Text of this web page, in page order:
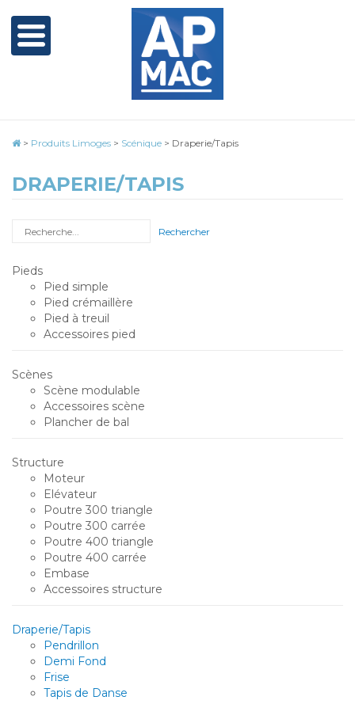
> Produits Limoges > Scénique > Draperie/Tapis
DRAPERIE/TAPIS
Rechercher
Pieds
Pied simple
Pied crémaillère
Pied à treuil
Accessoires pied
Scènes
Scène modulable
Accessoires scène
Plancher de bal
Structure
Moteur
Elévateur
Poutre 300 triangle
Poutre 300 carrée
Poutre 400 triangle
Poutre 400 carrée
Embase
Accessoires structure
Draperie/Tapis
Pendrillon
Demi Fond
Frise
Tapis de Danse